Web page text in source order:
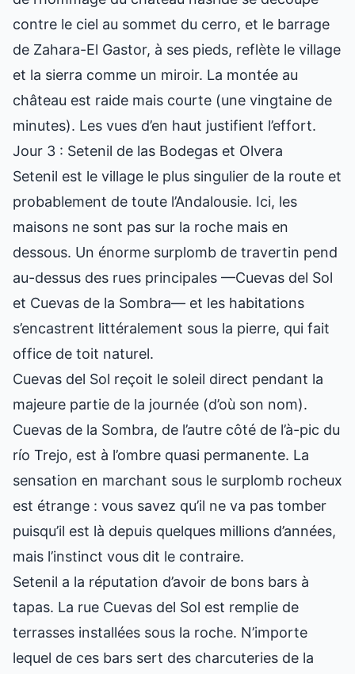
contre le ciel au sommet du cerro, et le barrage
de Zahara-El Gastor, à ses pieds, reflète le village
et la sierra comme un miroir. La montée au
château est raide mais courte (une vingtaine de
minutes). Les vues d’en haut justifient l’effort.
Jour 3 : Setenil de las Bodegas et Olvera
Setenil est le village le plus singulier de la route et
probablement de toute l’Andalousie. Ici, les
maisons ne sont pas sur la roche mais en
dessous. Un énorme surplomb de travertin pend
au-dessus des rues principales —Cuevas del Sol
et Cuevas de la Sombra— et les habitations
s’encastrent littéralement sous la pierre, qui fait
office de toit naturel.
Cuevas del Sol reçoit le soleil direct pendant la
majeure partie de la journée (d’où son nom).
Cuevas de la Sombra, de l’autre côté de l’à-pic du
río Trejo, est à l’ombre quasi permanente. La
sensation en marchant sous le surplomb rocheux
est étrange : vous savez qu’il ne va pas tomber
puisqu’il est là depuis quelques millions d’années,
mais l’instinct vous dit le contraire.
Setenil a la réputation d’avoir de bons bars à
tapas. La rue Cuevas del Sol est remplie de
terrasses installées sous la roche. N’importe
lequel de ces bars sert des charcuteries de la